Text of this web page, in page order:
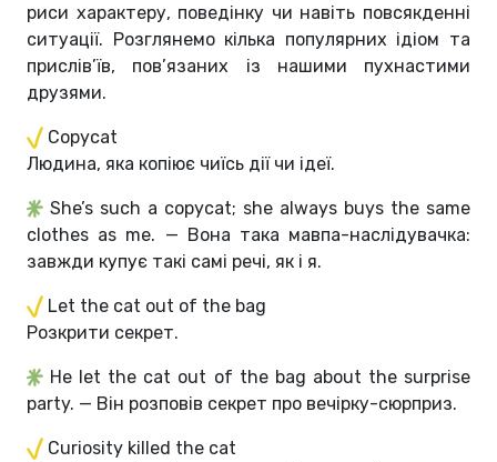
риси характеру, поведінку чи навіть повсякденні
ситуації. Розглянемо кілька популярних ідіом та
прислів’їв, пов’язаних із нашими пухнастими
друзями.
Copycat
Людина, яка копіює чиїсь дії чи ідеї.
She’s such a copycat; she always buys the same
clothes as me. — Вона така мавпа-наслідувачка:
завжди купує такі самі речі, як і я.
Let the cat out of the bag
Розкрити секрет.
He let the cat out of the bag about the surprise
party. — Він розповів секрет про вечірку-cюрприз.
Curiosity killed the cat